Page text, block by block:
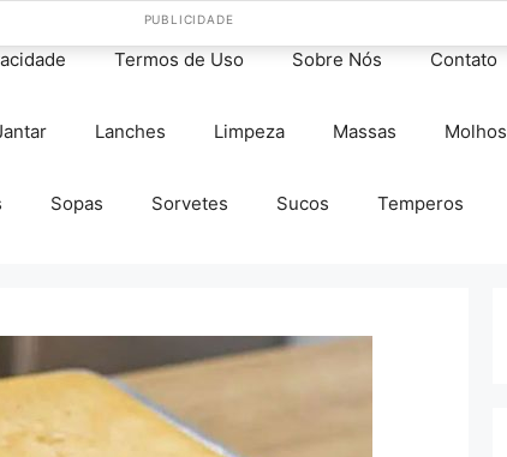
Termos de Uso Sobre Nós Contato
Lanches Limpeza Massas Molhos
Sopas Sorvetes Sucos Temperos
PUBLICIDADE